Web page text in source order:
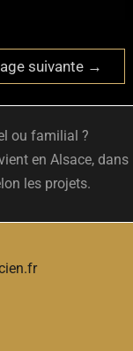
suivante →
ou familial ?
en Alsace, dans
les projets.